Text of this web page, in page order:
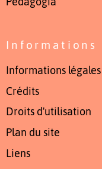
Informations
Informations légales
Crédits
Droits d'utilisation
Plan du site
Liens